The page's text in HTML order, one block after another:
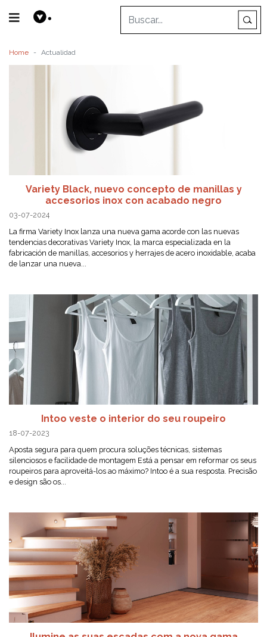
Home Actualidad
Variety Black, nuevo concepto de manillas y
accesorios inox con acabado negro
03-07-2024
La firma Variety Inox lanza una nueva gama acorde con las nuevas
tendencias decorativas Variety Inox, la marca especializada en la
fabricación de manillas, accesorios y herrajes de acero inoxidable, acaba
de lanzar una nueva...
Intoo veste o interior do seu roupeiro
18-07-2023
Aposta segura para quem procura soluções técnicas, sistemas
silenciosos e facilidade de montagem Está a pensar em reformar os seus
roupeiros para aproveitá-los ao máximo? Intoo é a sua resposta. Precisão
e design são os...